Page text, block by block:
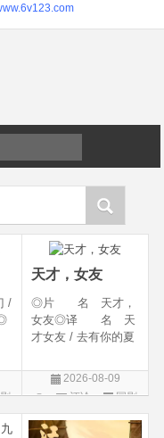
/
天才，女友
◎片 名 天才，
女友◎译 名 天
才女友 / 去有你的夏
年 代 2026◎
产 地 中国大陆
爱情◎语 言 汉
2026-08-09
评论
国剧